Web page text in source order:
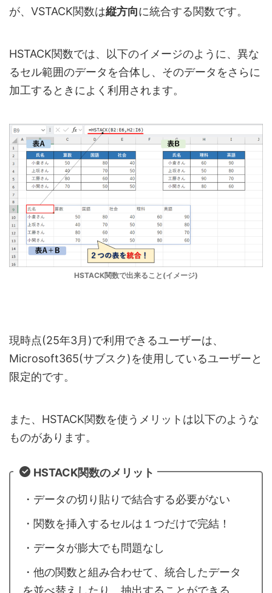
が、VSTACK関数は縦方向に統合する関数です。
HSTACK関数では、以下のイメージのように、異な
るセル範囲のデータを合体し、そのデータをさらに
加工するときによく利用されます。
HSTACK関数で出来ること(イメージ)
現時点(25年3月)で利用できるユーザーは、
Microsoft365(サブスク)を使用しているユーザーと
限定的です。
また、HSTACK関数を使うメリットは以下のような
ものがあります。
HSTACK関数のメリット
・データの切り貼りで結合する必要がない
・関数を挿入するセルは１つだけで完結！
・データが膨大でも問題なし
・他の関数と組み合わせて、統合したデータ
を並べ替えしたり、抽出することができる